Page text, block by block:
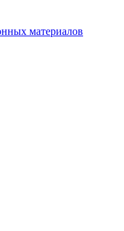
материалов